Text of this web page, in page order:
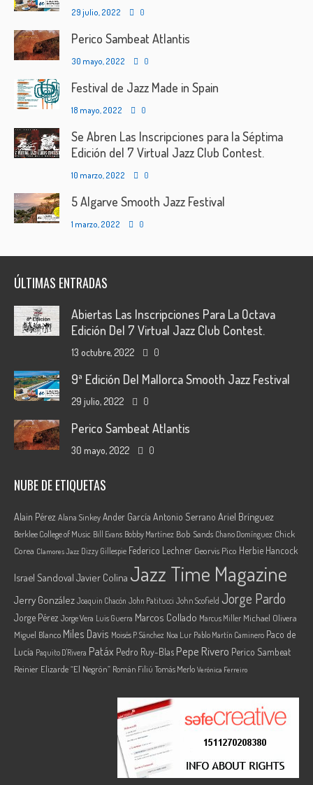
29 julio, 2022 0
Perico Sambeat Atlantis
30 mayo, 2022 0
Festival de Jazz Made in Spain
18 mayo, 2022 0
Se Abren Las Inscripciones para la Séptima
Edición del 7 Virtual Jazz Club Contest.
10 marzo, 2022 0
5 Algarve Smooth Jazz Festival
1 marzo, 2022 0
ÚLTIMAS ENTRADAS
Abiertas Las Inscripciones Para La Octava
Edición Del 7 Virtual Jazz Club Contest.
13 octubre, 2022 0
9ª Edición Del Mallorca Smooth Jazz Festival
29 julio, 2022 0
Perico Sambeat Atlantis
30 mayo, 2022 0
NUBE DE ETIQUETAS
Alain Pérez Alana SinkeyAnder García Antonio Serrano Ariel Brínguez
Berklee College of Music Bill Evans Bobby Martínez Bob Sands Chano Domínguez Chick
Corea Clamores Jazz Dizzy Gillespie Federico Lechner Georvis Pico Herbie Hancock
Israel Sandoval Javier Colina Jazz Time Magazine
Jerry González Joaquin Chacón John Patitucci John Scofield Jorge Pardo
Jorge Pérez Jorge Vera Luis Guerra Marcos Collado Marcus Miller Michael Olivera
Miguel Blanco Miles Davis Moisés P. Sánchez Noa Lur Pablo Martín Caminero Paco de
Lucía Paquito D'Rivera Patáx Pedro Ruy-Blas Pepe Rivero Perico Sambeat
Reinier Elizarde “El Negrón” Román Filiú Tomás Merlo Verónica Ferreiro